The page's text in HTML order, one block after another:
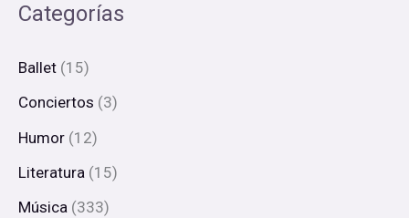
Categorías
Ballet (15)
Conciertos (3)
Humor (12)
Literatura (15)
Música (333)